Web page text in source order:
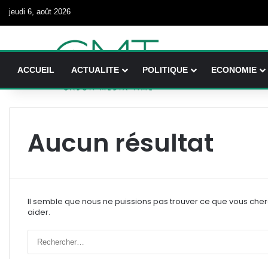
jeudi 6, août 2026
ACCUEIL ACTUALITE POLITIQUE ECONOMIE
Aucun résultat
Il semble que nous ne puissions pas trouver ce que vous
aider.